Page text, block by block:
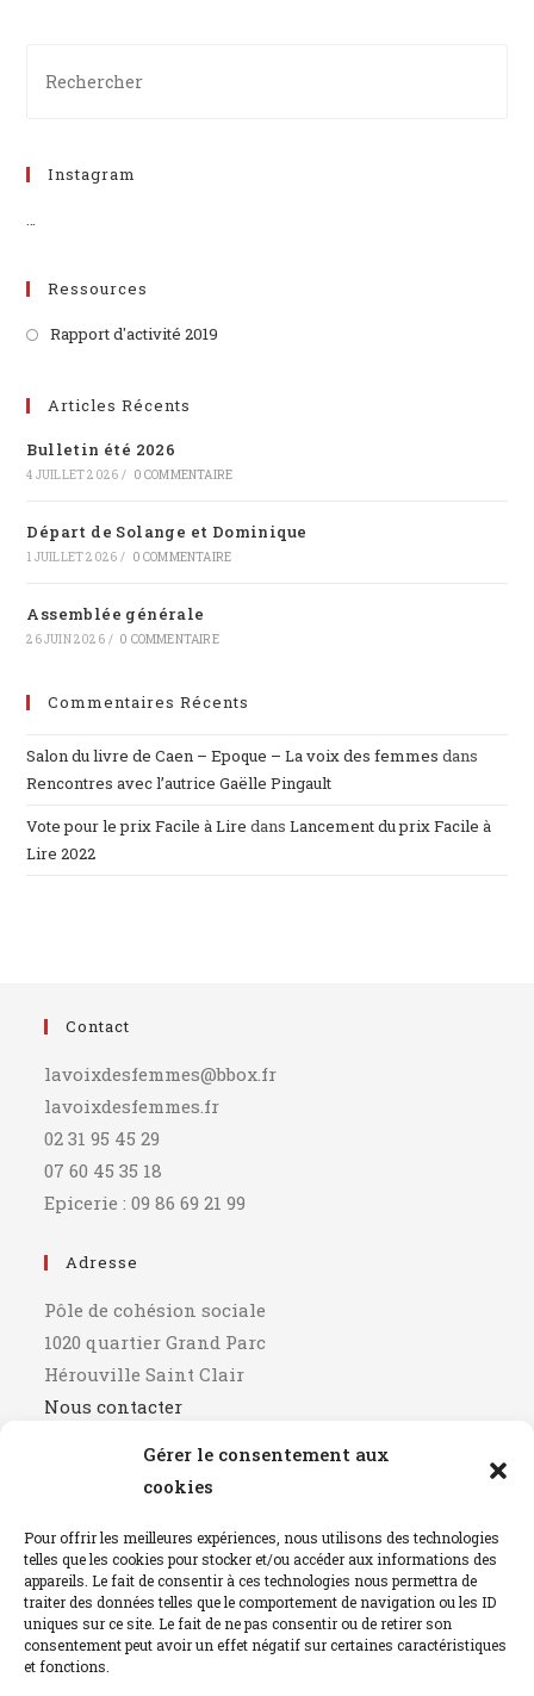
Gérer le consentement aux
cookies
Pour offrir les meilleures expériences, nous utilisons des technologies
telles que les cookies pour stocker et/ou accéder aux informations des
appareils. Le fait de consentir à ces technologies nous permettra de
traiter des données telles que le comportement de navigation ou les ID
uniques sur ce site. Le fait de ne pas consentir ou de retirer son
consentement peut avoir un effet négatif sur certaines caractéristiques
et fonctions.
Instagram
…
Ressources
Rapport d'activité 2019
Articles Récents
Bulletin été 2026
4 JUILLET 2026 / 0 COMMENTAIRE
Départ de Solange et Dominique
1 JUILLET 2026 / 0 COMMENTAIRE
Assemblée générale
26 JUIN 2026 / 0 COMMENTAIRE
Commentaires Récents
Salon du livre de Caen – Epoque – La voix des femmes dans
Rencontres avec l’autrice Gaëlle Pingault
Vote pour le prix Facile à Lire dansLancement du prix Facile à
Lire 2022
Contact
lavoixdesfemmes@bbox.fr
lavoixdesfemmes.fr
02 31 95 45 29
07 60 45 35 18
Epicerie : 09 86 69 21 99
Adresse
Pôle de cohésion sociale
1020 quartier Grand Parc
Hérouville Saint Clair
Nous contacter
14h00 - 17h00
Fermé le mercredi après-midi
Mentions Légales
détails